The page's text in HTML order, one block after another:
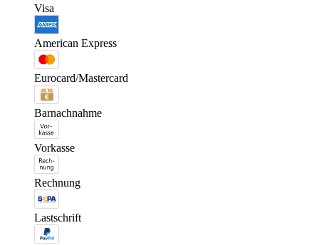
Visa
American Express
Eurocard/Mastercard
Barnachnahme
Vorkasse
Rechnung
Lastschrift